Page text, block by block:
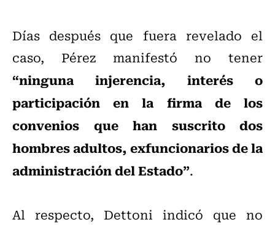
Días después que fuera revelado el
caso, Pérez manifestó no tener
“ninguna injerencia, interés o
participación en la firma de los
convenios que han suscrito dos
hombres adultos, exfuncionarios de la
administración del Estado”.
Al respecto, Dettoni indicó que no